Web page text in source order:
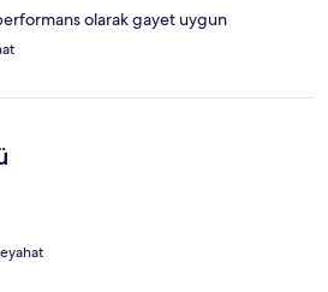
olarak gayet uygun